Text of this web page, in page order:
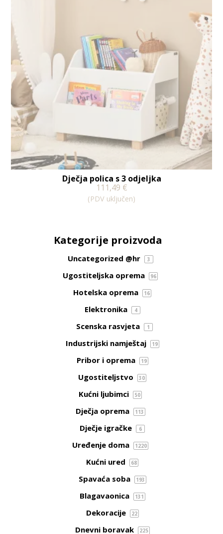
Dječja polica s 3 odjeljka
111,49 €
(PDV uključen)
Kategorije proizvoda
Uncategorized @hr 3
Ugostiteljska oprema 96
Hotelska oprema 16
Elektronika 4
Scenska rasvjeta 1
Industrijski namještaj 19
Pribor i oprema 19
Ugostiteljstvo 30
Kućni ljubimci 50
Dječja oprema 113
Dječje igračke 6
Uređenje doma 1220
Kućni ured 68
Spavaća soba 193
Blagavaonica 131
Dekoracije 22
Dnevni boravak 225